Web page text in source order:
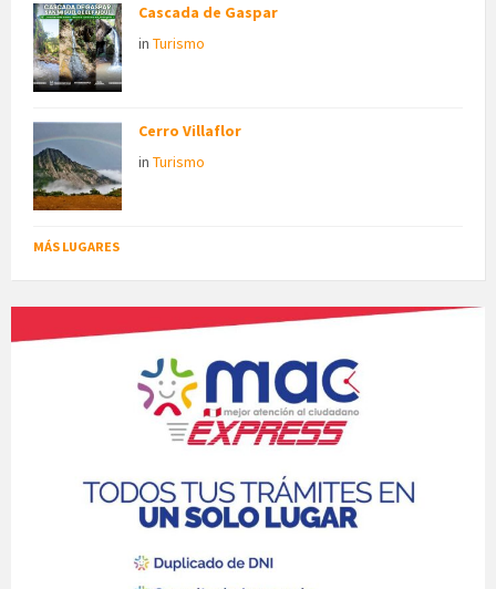
Cascada de Gaspar
in Turismo
Cerro Villaflor
in Turismo
MÁS LUGARES